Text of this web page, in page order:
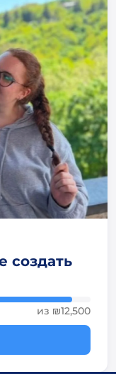
создать
из ₪12,500